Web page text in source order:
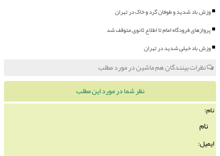
وزش باد شدید و طوفان گرد و خاک در تهران
پروازهای فرودگاه امام تا اطلاع ثانوی متوقف شد
وزش باد خیلی شدید در تهران
نظرات بینندگان هم ماشین در مورد مطلب
نظر شما در مورد این مطلب
نام:
ایمیل: